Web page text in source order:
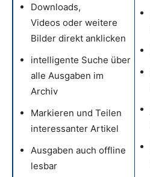
Downloads,
Videos oder weitere
Bilder direkt anklicken
intelligente Suche über
alle Ausgaben im
Archiv
Markieren und Teilen
interessanter Artikel
Ausgaben auch offline
lesbar